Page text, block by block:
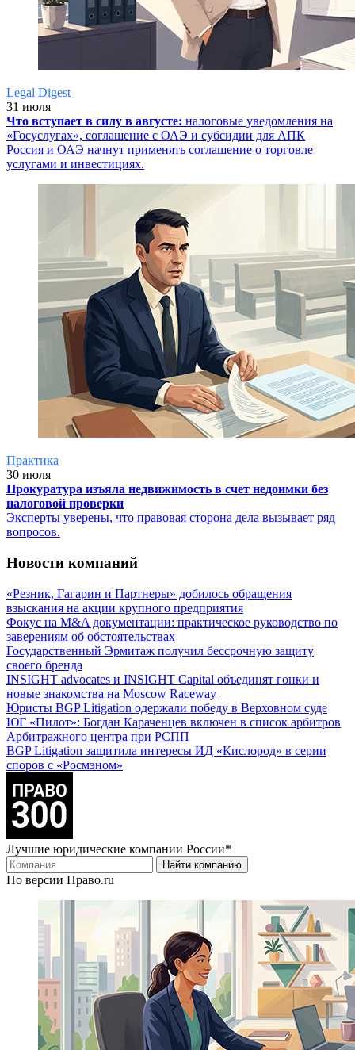
Legal Digest
31 июля
Что вступает в силу в августе: налоговые уведомления на
«Госуслугах», соглашение с ОАЭ и субсидии для АПК
Россия и ОАЭ начнут применять соглашение о торговле
услугами и инвестициях.
Практика
30 июля
Прокуратура изъяла недвижимость в счет недоимки без
налоговой проверки
Эксперты уверены, что правовая сторона дела вызывает ряд
вопросов.
Новости компаний
«Резник, Гагарин и Партнеры» добилось обращения
взыскания на акции крупного предприятия
Фокус на M&A документации: практическое руководство по
заверениям об обстоятельствах
Государственный Эрмитаж получил бессрочную защиту
своего бренда
INSIGHT advocates и INSIGHT Capital объединят гонки и
новые знакомства на Moscow Raceway
Юристы BGP Litigation одержали победу в Верховном суде
ЮГ «Пилот»: Богдан Караченцев включен в список арбитров
Арбитражного центра при РСПП
BGP Litigation защитила интересы ИД «Кислород» в серии
споров с «Росмэном»
Лучшие юридические компании России*
Найти компанию
По версии Право.ru